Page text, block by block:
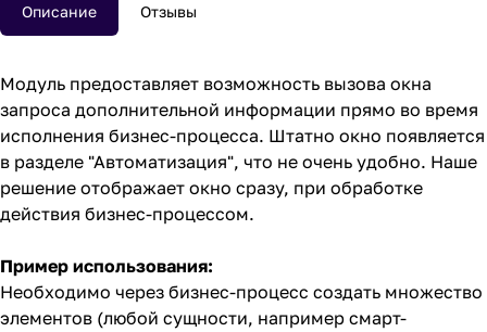
Описание Отзывы
Модуль предоставляет возможность вызова окна
запроса дополнительной информации прямо во время
исполнения бизнес-процесса. Штатно окно появляется
в разделе "Автоматизация", что не очень удобно. Наше
решение отображает окно сразу, при обработке
действия бизнес-процессом.
Пример использования:
Необходимо через бизнес-процесс создать множество
элементов (любой сущности, например смарт-